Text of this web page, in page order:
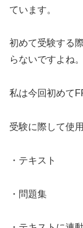
ています。
初めて受験する
らないですよね。
私は今回初めて
受験に際して使
・テキスト
・問題集